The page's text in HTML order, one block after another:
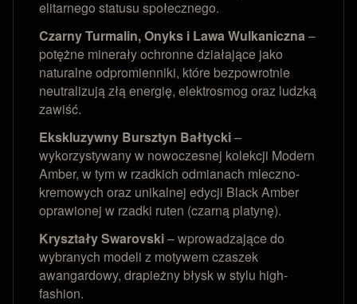
elitarnego statusu społecznego.
Czarny Turmalin, Onyks i Lawa Wulkaniczna–
potężne minerały ochronne działające jako
naturalne odpromienniki, które bezpowrotnie
neutralizują złą energię, elektrosmog oraz ludzką
zawiść.
Ekskluzywny Bursztyn Bałtycki–
wykorzystywany w nowoczesnej kolekcji Modern
Amber, w tym w rzadkich odmianach mleczno-
kremowych oraz unikalnej edycji Black Amber
oprawionej w rzadki ruten (czarną platynę).
Kryształy Swarovski– wprowadzające do
wybranych modeli z motywem czaszek
awangardowy, drapieżny błysk w stylu high-
fashion.